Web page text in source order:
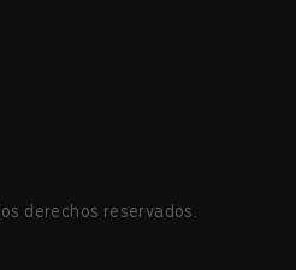
derechos reservados.